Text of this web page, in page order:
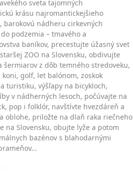
sveta tajomných
krásu najromantickejšieho
barokovú nádheru cirkevných
podzemia – tmavého a
baníkov, precestujte úžasný svet
ZOO na Slovensku, obdivujte
šermiarov z dôb temného stredoveku,
golf, let balónom, zoskok
turistiku, výšľapy na bicykloch,
v nádherných lesoch, počúvajte na
pop i folklór, navštívte hvezdáreň a
oblohe, priložte na dlaň raka riečneho
na Slovensku, obujte lyže a potom
bazénov s blahodarnými